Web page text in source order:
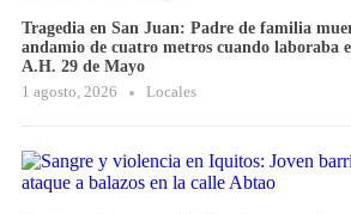
Tragedia en San Juan: Padre de familia
andamio de cuatro metros cuando laboraba
A.H. 29 de Mayo
1 agosto, 2026
Locales